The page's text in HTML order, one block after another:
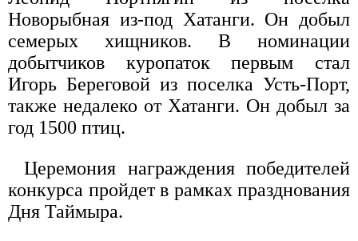
Новорыбная из-под Хатанги. Он добыл
семерых хищников. В номинации
добытчиков куропаток первым стал
Игорь Береговой из поселка Усть-Порт,
также недалеко от Хатанги. Он добыл за
год 1500 птиц.
Церемония награждения победителей
конкурса пройдет в рамках празднования
Дня Таймыра.